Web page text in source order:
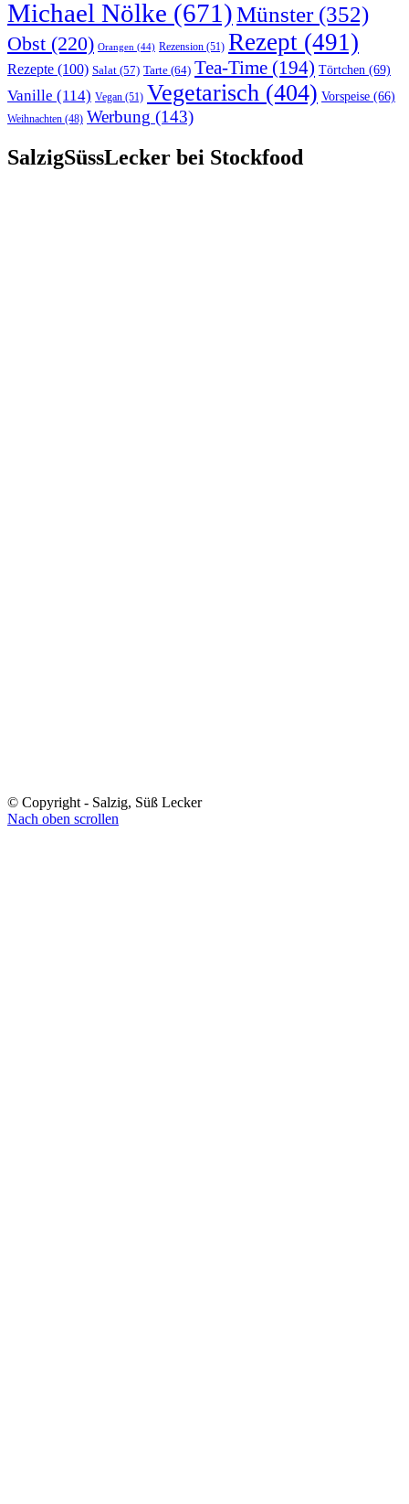
Michael Nölke (671)Münster(352)
Obst (220) Orangen (44) Rezension (51) Rezept (491)
Rezepte (100) Salat (57) Tarte (64) Tea-Time (194) Törtchen (69)
Vanille (114) Vegan (51) Vegetarisch (404) Vorspeise (66)
Weihnachten (48) Werbung (143)
SalzigSüssLecker bei Stockfood
© Copyright - Salzig, Süß Lecker
Nach oben scrollen